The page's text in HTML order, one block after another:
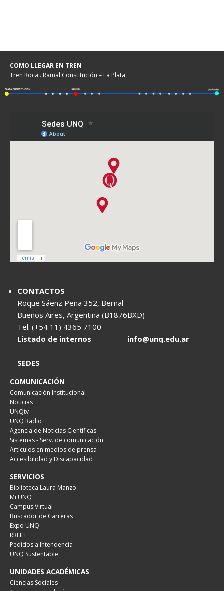
COMO LLEGAR EN TREN
Tren Roca . Ramal Constitución – La Plata
CONTACTOS
Roque Sáenz Peña 352, Bernal
Buenos Aires, Argentina (B1876BXD)
Tel. (+54 11) 4365 7100
Listado de internos
info@unq.edu.ar
SEDES
COMUNICACIÓN
Comunicación Institucional
Noticias
UNQtv
UNQ Radio
Agencia de Noticias Científicas
Sistemas - Serv. de comunicación
Artículos en medios de prensa
Accesibilidad y Discapacidad
SERVICIOS
Biblioteca Laura Manzo
Mi UNQ
Campus Virtual
Buscador de Carreras
Expo UNQ
RRHH
Pedidos a Intendencia
UNQ Sustentable
UNIDADES ACADÉMICAS
Ciencias Sociales